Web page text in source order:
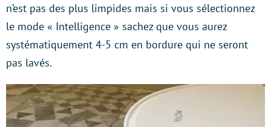
n’est pas des plus limpides mais si vous sélectionnez
le mode « Intelligence » sachez que vous aurez
systématiquement 4-5 cm en bordure qui ne seront
pas lavés.